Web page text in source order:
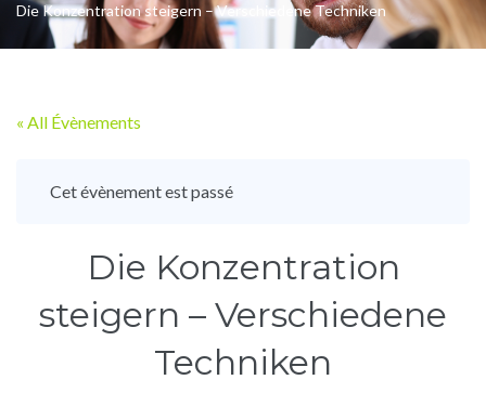
Die Konzentration steigern – Verschiedene Techniken
« All Évènements
Cet évènement est passé
Die Konzentration
steigern – Verschiedene
Techniken